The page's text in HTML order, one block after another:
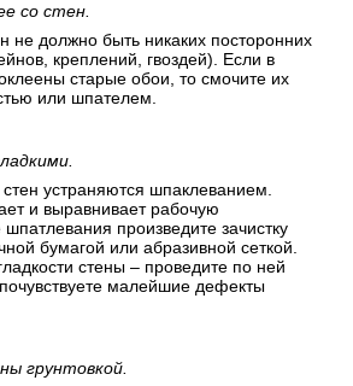
со стен.
не должно быть никаких посторонних
креплений, гвоздей). Если в
старые обои, то смочите их
или шпателем.
устраняются шпаклеванием.
и выравнивает рабочую
произведите зачистку
бумагой или абразивной сеткой.
стены – проведите по ней
малейшие дефекты
грунтовкой.